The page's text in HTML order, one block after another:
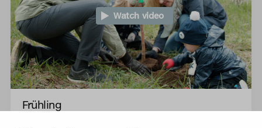
Watch video
Frühling